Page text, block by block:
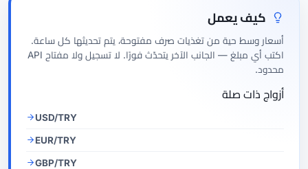
كيف يعمل
أسعار وسط حية من تغذيات صرف مفتوحة، يتم تحديثها كل ساعة.
اكتب أي مبلغ — الجانب الآخر يتحدّث فورًا. لا تسجيل ولا مفتاح API
محدود.
أزواج ذات صلة
USD/TRY
EUR/TRY
GBP/TRY